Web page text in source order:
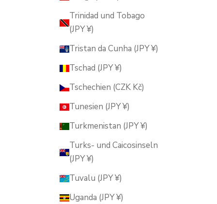
Trinidad und Tobago
(JPY ¥)
Tristan da Cunha (JPY ¥)
Tschad (JPY ¥)
Tschechien (CZK Kč)
Tunesien (JPY ¥)
Turkmenistan (JPY ¥)
Turks- und Caicosinseln
(JPY ¥)
Tuvalu (JPY ¥)
Uganda (JPY ¥)